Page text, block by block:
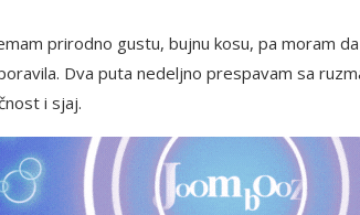
prirodno gustu, bujnu kosu, pa moram
Dva puta nedeljno prespavam sa
i sjaj.